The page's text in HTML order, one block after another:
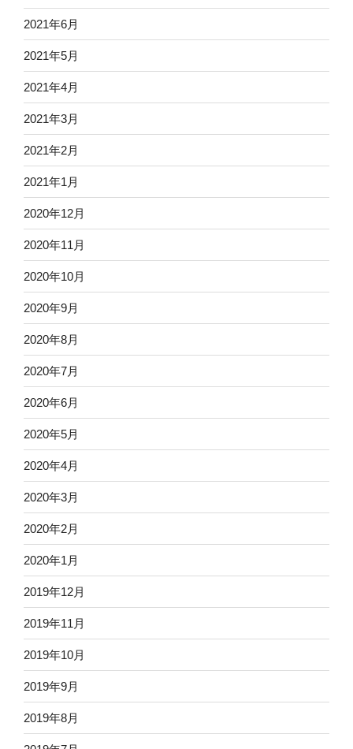
2021年6月
2021年5月
2021年4月
2021年3月
2021年2月
2021年1月
2020年12月
2020年11月
2020年10月
2020年9月
2020年8月
2020年7月
2020年6月
2020年5月
2020年4月
2020年3月
2020年2月
2020年1月
2019年12月
2019年11月
2019年10月
2019年9月
2019年8月